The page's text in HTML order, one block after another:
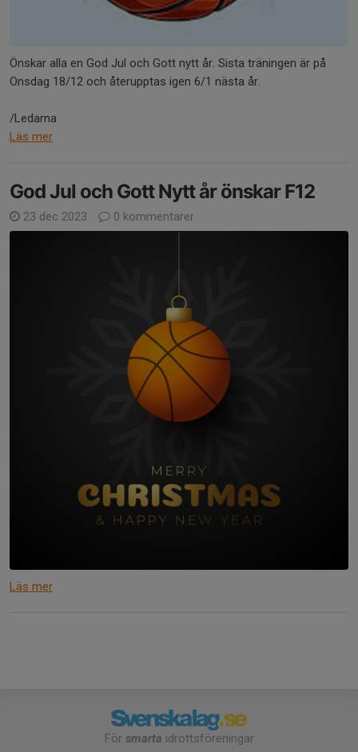
Önskar alla en God Jul och Gott nytt år. Sista träningen är på
Onsdag 18/12 och återupptas igen 6/1 nästa år.
/Ledarna
Läs mer
God Jul och Gott Nytt år önskar F12
23 dec 2023 0 kommentarer
Läs mer
För smarta idrottsföreningar